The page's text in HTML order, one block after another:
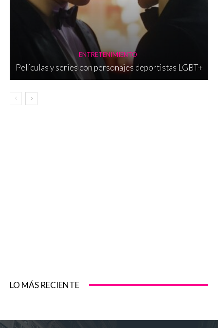
ENTRETENIMIENTO
Películas y series con personajes deportistas LGBT+
LO MÁS RECIENTE